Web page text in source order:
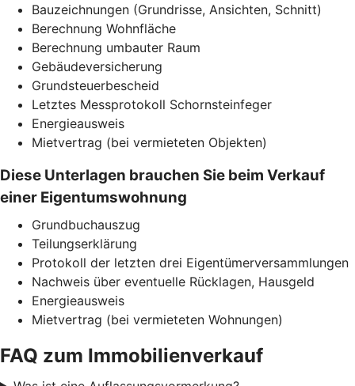
Bauzeichnungen (Grundrisse, Ansichten, Schnitt)
Berechnung Wohnfläche
Berechnung umbauter Raum
Gebäudeversicherung
Grundsteuerbescheid
Letztes Messprotokoll Schornsteinfeger
Energieausweis
Mietvertrag (bei vermieteten Objekten)
Diese Unterlagen brauchen Sie beim Verkauf
einer Eigentumswohnung
Grundbuchauszug
Teilungserklärung
Protokoll der letzten drei Eigentümerversammlungen
Nachweis über eventuelle Rücklagen, Hausgeld
Energieausweis
Mietvertrag (bei vermieteten Wohnungen)
FAQ zum Immobilienverkauf